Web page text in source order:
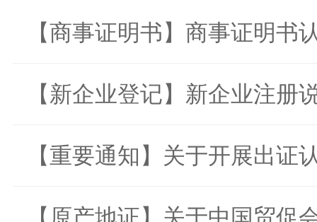
【商事证明书】商事证明书
【新企业登记】新企业注册
【重要通知】关于开展出证
【原产地证】关于中国贸促